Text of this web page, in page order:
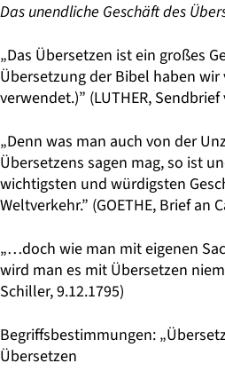
Das unendliche Geschäft des
„Das Übersetzen ist ein großes
Übersetzung der Bibel haben
verwendet.)” (LUTHER,
„Denn was man auch von der
Übersetzens sagen mag, so ist
wichtigsten und würdigsten
Weltverkehr.” (GOETHE, Brief an
„…doch wie man mit eigenen
wird man es mit Übersetzen
Schiller, 9.12.1795)
Begriffsbestimmungen:
Übersetzen